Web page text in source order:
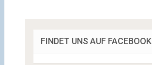
FINDET UNS AUF FACEBOOK